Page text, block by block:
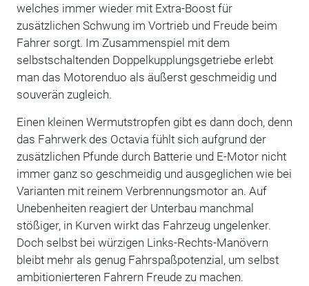
welches immer wieder mit Extra-Boost für
zusätzlichen Schwung im Vortrieb und Freude beim
Fahrer sorgt. Im Zusammenspiel mit dem
selbstschaltenden Doppelkupplungsgetriebe erlebt
man das Motorenduo als äußerst geschmeidig und
souverän zugleich.
Einen kleinen Wermutstropfen gibt es dann doch, denn
das Fahrwerk des Octavia fühlt sich aufgrund der
zusätzlichen Pfunde durch Batterie und E-Motor nicht
immer ganz so geschmeidig und ausgeglichen wie bei
Varianten mit reinem Verbrennungsmotor an. Auf
Unebenheiten reagiert der Unterbau manchmal
stößiger, in Kurven wirkt das Fahrzeug ungelenker.
Doch selbst bei würzigen Links-Rechts-Manövern
bleibt mehr als genug Fahrspaßpotenzial, um selbst
ambitionierteren Fahrern Freude zu machen.